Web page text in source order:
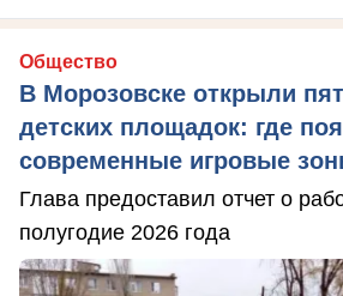
Общество
В Морозовске открыли
детских площадок: где
современные игровые
Глава предоставил отчет о
полугодие 2026 года